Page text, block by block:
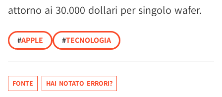
attorno ai 30.000 dollari per singolo wafer.
#APPLE #TECNOLOGIA
FONTE HAI NOTATO ERRORI?